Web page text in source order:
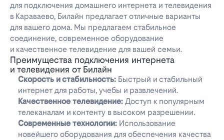
для подключения домашнего интернета и телевидения
в Караваево, Билайн предлагает отличные варианты
для вашего дома. Мы предлагаем стабильное
соединение, современное оборудование
и качественное телевидение для вашей семьи.
Преимущества подключения интернета
и телевидения от Билайн
Скорость и стабильность: Быстрый и стабильный
интернет для работы, учебы и развлечений.
Качественное телевидение: Доступ к популярным
телеканалам и контенту в высоком разрешении.
Современные технологии: Использование
новейшего оборудования для обеспечения качества